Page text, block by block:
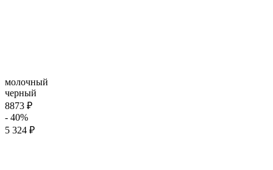
молочный
черный
8873 ₽
- 40%
5 324 ₽